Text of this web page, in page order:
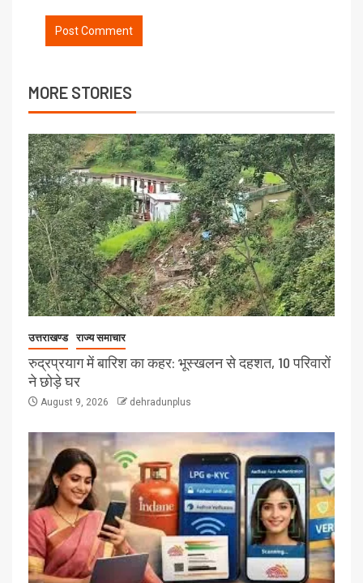
MORE STORIES
उत्तराखण्ड राज्य समाचार
रुद्रप्रयाग में बारिश का कहर: भूस्खलन से दहशत, 10 परिवारों
ने छोड़े घर
August 9, 2026 dehradunplus